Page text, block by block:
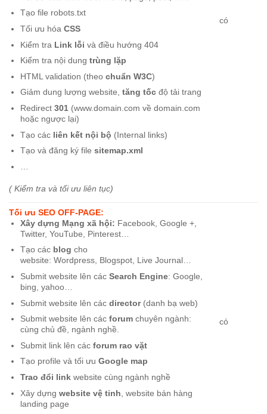
Tạo file robots.txt
Tối ưu hóa CSS
Kiểm tra Link lỗi và điều hướng 404
Kiểm tra nội dung trùng lặp
HTML validation (theo chuẩn W3C)
Giảm dung lượng website, tăng tốcđộ tải trang
Redirect 301(www.domain.com về domain.com
hoặc ngược lại)
Tạo các liên kết nội bộ (Internal links)
Tạo và đăng ký file sitemap.xml
( Kiểm tra và tối ưu liên tục)
có
Tối ưu SEO OFF-PAGE:
Xây dựng Mạng xã hội: Facebook, Google +,
Twitter, YouTube, Pinterest…
Tạo cácblog cho
website: Wordpress, Blogspot, Live Journal…
Submit website lên các Search Engine: Google,
bing, yahoo…
Submit website lên các director (danh bạ web)
Submit website lên các forumchuyên ngành:
cùng chủ đề, ngành nghề.
Submit link lên các forum rao vặt
Tạo profile và tối ưu Google map
Trao đổi linkwebsite cùng ngành nghề
Xây dựng website vệ tinh , website bán hàng
landing page
có